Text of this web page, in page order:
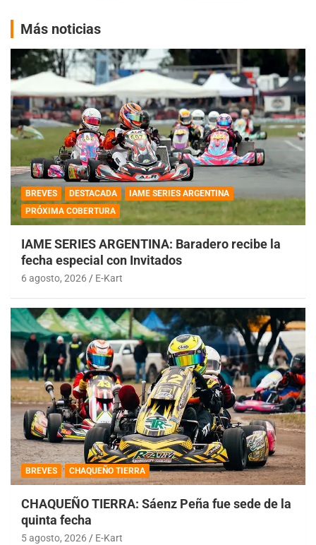
Más noticias
BREVES DESTACADA
IAME SERIES ARGENTINA
PRÓXIMA COBERTURA
IAME SERIES ARGENTINA: Baradero recibe la
fecha especial con Invitados
6 agosto, 2026 E-Kart
BREVES CHAQUEÑO TIERRA
CHAQUEÑO TIERRA: Sáenz Peña fue sede de la
quinta fecha
5 agosto, 2026 E-Kart